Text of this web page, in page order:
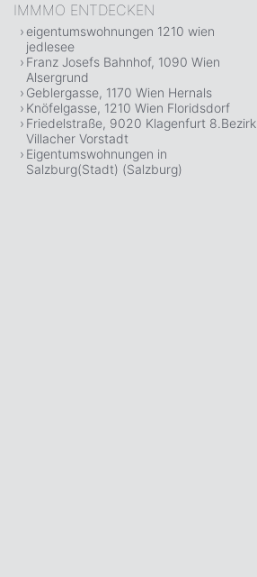
IMMMO ENTDECKEN
eigentumswohnungen 1210 wien
jedlesee
Franz Josefs Bahnhof, 1090 Wien
Alsergrund
Geblergasse, 1170 Wien Hernals
Knöfelgasse, 1210 Wien Floridsdorf
Friedelstraße, 9020 Klagenfurt 8.Bezirk
Villacher Vorstadt
Eigentumswohnungen in
Salzburg(Stadt) (Salzburg)